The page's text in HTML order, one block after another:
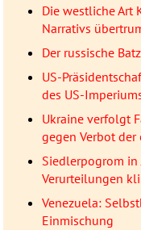
Die westliche Art
Narrativs
Der russische
US-
des US-
Ukraine verfolgt
gegen Verbot
Siedlerpogrom in
Verurteilungen
Venezuela:
Einmischung